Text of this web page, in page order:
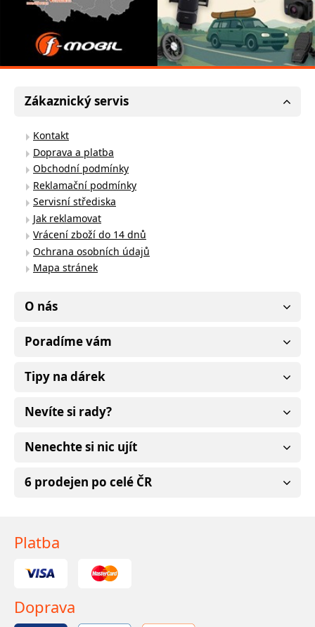
Zákaznický servis
Kontakt
Doprava a platba
Obchodní podmínky
Reklamační podmínky
Servisní střediska
Jak reklamovat
Vrácení zboží do 14 dnů
Ochrana osobních údajů
Mapa stránek
O nás
Poradíme vám
Tipy na dárek
Nevíte si rady?
Nenechte si nic ujít
6 prodejen po celé ČR
Platba
Doprava